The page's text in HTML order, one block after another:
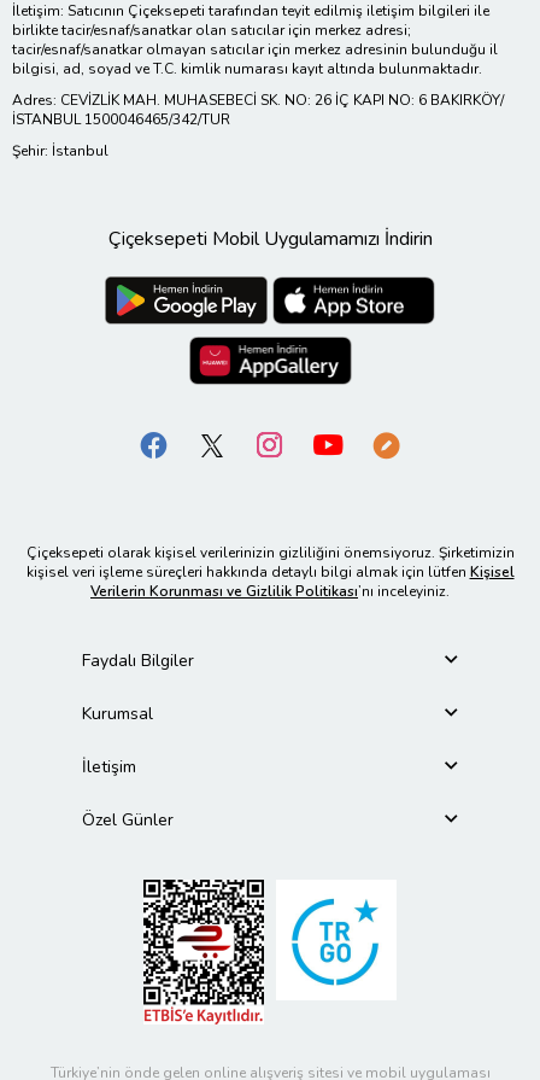
İletişim: Satıcının Çiçeksepeti tarafından teyit edilmiş iletişim bilgileri ile
birlikte tacir/esnaf/sanatkar olan satıcılar için merkez adresi;
tacir/esnaf/sanatkar olmayan satıcılar için merkez adresinin bulunduğu il
bilgisi, ad, soyad ve T.C. kimlik numarası kayıt altında bulunmaktadır.
Adres: CEVİZLİK MAH. MUHASEBECİ SK. NO: 26 İÇ KAPI NO: 6 BAKIRKÖY/
İSTANBUL 1500046465/342/TUR
Şehir: İstanbul
Çiçeksepeti Mobil Uygulamamızı İndirin
Çiçeksepeti olarak kişisel verilerinizin gizliliğini önemsiyoruz. Şirketimizin
kişisel veri işleme süreçleri hakkında detaylı bilgi almak için lütfen Kişisel
Verilerin Korunması ve Gizlilik Politikası’nı inceleyiniz.
Faydalı Bilgiler
Kurumsal
İletişim
Özel Günler
Türkiye’nin önde gelen online alışveriş sitesi ve mobil uygulaması